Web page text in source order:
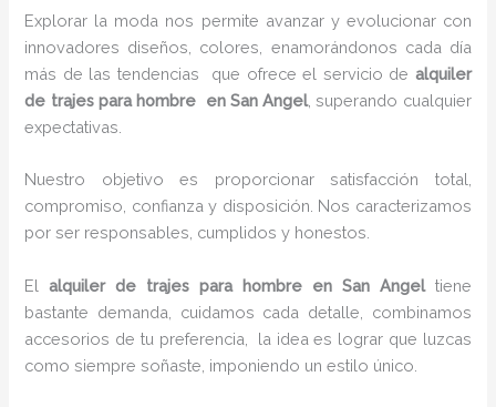
Explorar la moda nos permite avanzar y evolucionar con
innovadores diseños, colores, enamorándonos cada día
más de las tendencias que ofrece el servicio de alquiler
de trajes para hombre en San Angel, superando cualquier
expectativas.
Nuestro objetivo es proporcionar satisfacción total,
compromiso, confianza y disposición. Nos caracterizamos
por ser responsables, cumplidos y honestos.
Elalquiler de trajes para hombre en San Angel tiene
bastante demanda, cuidamos cada detalle, combinamos
accesorios de tu preferencia, la idea es lograr que luzcas
como siempre soñaste, imponiendo un estilo único.